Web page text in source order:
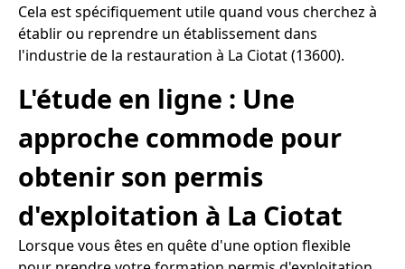
Cela est spécifiquement utile quand vous cherchez à
établir ou reprendre un établissement dans
l'industrie de la restauration à La Ciotat (13600).
L'étude en ligne : Une
approche commode pour
obtenir son permis
d'exploitation à La Ciotat
Lorsque vous êtes en quête d'une option flexible